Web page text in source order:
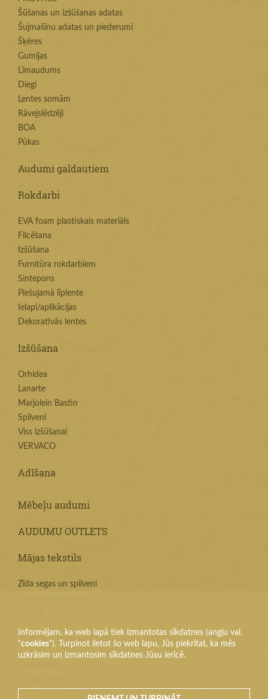
Informējam, ka web lapā tiek izmantotas sīkdatnes (angļu val.
"cookies"). Turpinot lietot šo web lapu, Jūs piekrītat, ka mēs
uzkrāsim un izmantosim sīkdatnes Jūsu ierīcē.
Šūšanas un izšūšanas adatas
Šujmašīnu adatas un piederumi
Šķēres
Gumijas
Līmaudums
Diegi
Lentes somām
Rāvejslēdzēji
BOA
Pūkas
Audumi galdautiem
Rokdarbi
EVA foam plastiskais materiāls
Filcēšana
Izšūšana
Furnitūra rokdarbiem
Sintepons
Piešujamā līplente
Ielapi/aplikācijas
Dekoratīvās lentes
Izšūšana
Orhidea
Lanarte
Marjolein Bastin
Spilveni
Viss izšūšanai
VERVACO
Adīšana
Mēbeļu audumi
AUDUMU OUTLETS
Mājas tekstils
Zīda segas un spilveni
Tekstila izstrādājumi